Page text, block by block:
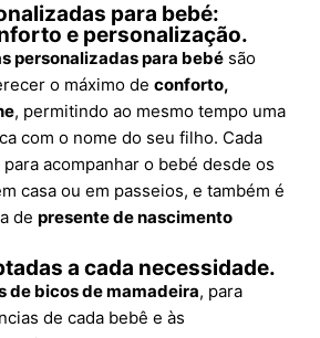
para bebé:
e personalização.
personalizadas para bebé são
o máximo de conforto,
, permitindo ao mesmo tempo uma
com o nome do seu filho. Cada
acompanhar o bebé desde os
casa ou em passeios, e também é
de presente de nascimento
a cada necessidade.
de bicos de mamadeira, para
de cada bebê e às